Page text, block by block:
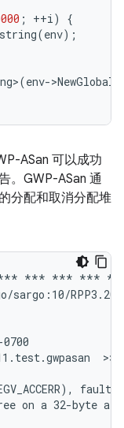
; ++i)
{
(env);
(env->
ASan 可以成功
。GWP-ASan 通
分配和取消分配堆
*** *** ***
>>>
fault
on a 32-byte